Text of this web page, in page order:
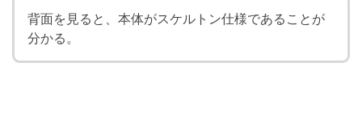
背面を見ると、本体がスケルトン仕様であることが
分かる。